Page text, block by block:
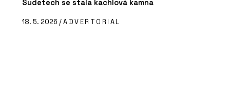
Sudetech se stala kachlová kamna
18. 5. 2026 /ADVERTORIAL